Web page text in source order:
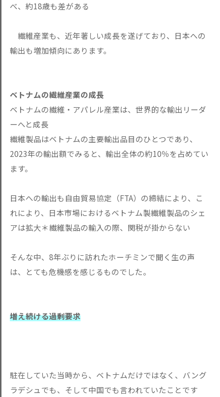
べ、約18歳も差がある
繊維産業も、近年著しい成長を遂げており、日本への
輸出も増加傾向にあります。
ベトナムの繊維産業の成長
ベトナムの繊維・アパレル産業は、世界的な輸出リーダ
ーへと成長
繊維製品はベトナムの主要輸出品目のひとつであり、
2023年の輸出額でみると、輸出全体の約10％を占めてい
ます。
日本への輸出も自由貿易協定（FTA）の締結により、こ
れにより、日本市場におけるベトナム製繊維製品のシェ
アは拡大＊繊維製品の輸入の際、関税が掛からない
そんな中、8年ぶりに訪れたホーチミンで聞く生の声
は、とても危機感を感じるものでした。
増え続ける過剰要求
駐在していた当時から、ベトナムだけではなく、バング
ラデシュでも、そして中国でも言われていたことです